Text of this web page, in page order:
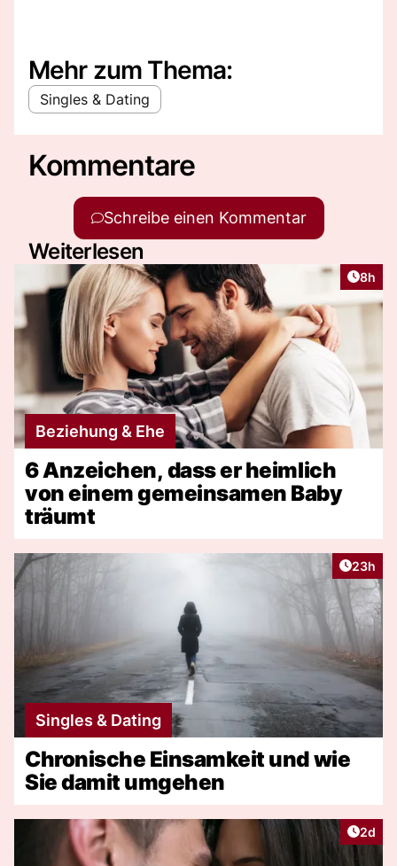
Mehr zum Thema:
Singles & Dating
Kommentare
Schreibe einen Kommentar
Weiterlesen
8h
Beziehung & Ehe
6 Anzeichen, dass er heimlich
von einem gemeinsamen Baby
träumt
Artikel
23h
Singles & Dating
Chronische Einsamkeit und wie
Sie damit umgehen
2d